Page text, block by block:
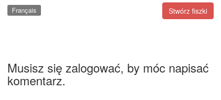
Stwórz fiszki
Français
Musisz się zalogować, by móc napisać
komentarz.